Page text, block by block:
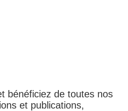
bénéficiez de toutes nos
et publications,